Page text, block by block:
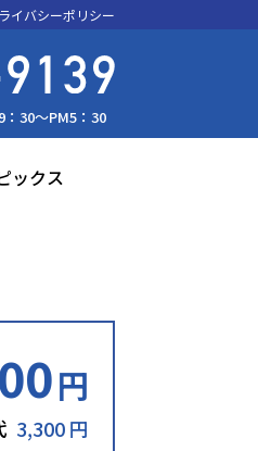
イバシーポリシー
：30～PM5：30
ックス
円
3,300 円